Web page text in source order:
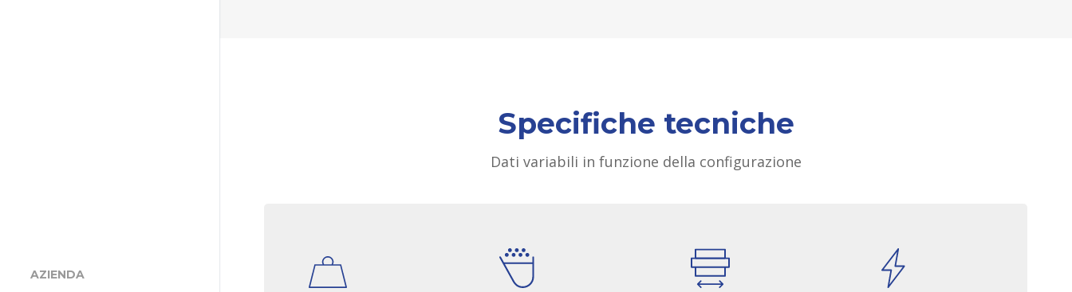
AZIENDA
Specifiche tecniche
Dati variabili in funzione della configurazione